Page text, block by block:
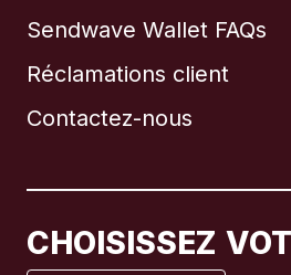
Sendwave Wallet FAQs
Réclamations client
Contactez-nous
CHOISISSEZ
Brésil